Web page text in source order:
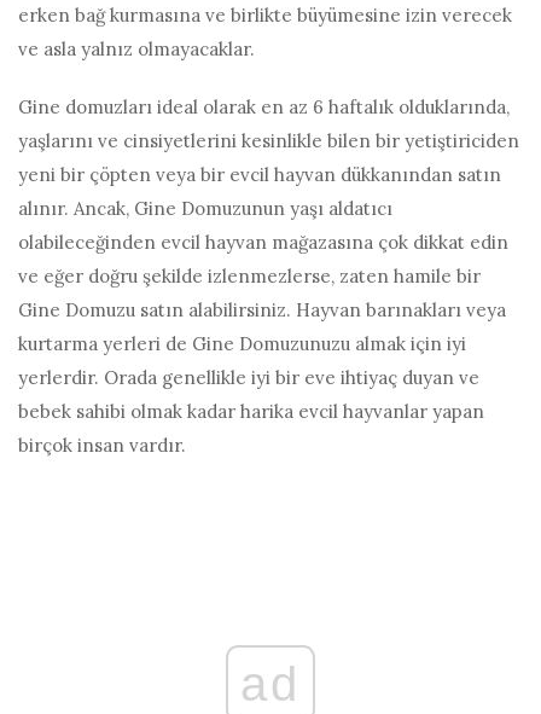
erken bağ kurmasına ve birlikte büyümesine izin verecek
ve asla yalnız olmayacaklar.
Gine domuzları ideal olarak en az 6 haftalık olduklarında,
yaşlarını ve cinsiyetlerini kesinlikle bilen bir yetiştiriciden
yeni bir çöpten veya bir evcil hayvan dükkanından satın
alınır. Ancak, Gine Domuzunun yaşı aldatıcı
olabileceğinden evcil hayvan mağazasına çok dikkat edin
ve eğer doğru şekilde izlenmezlerse, zaten hamile bir
Gine Domuzu satın alabilirsiniz. Hayvan barınakları veya
kurtarma yerleri de Gine Domuzunuzu almak için iyi
yerlerdir. Orada genellikle iyi bir eve ihtiyaç duyan ve
bebek sahibi olmak kadar harika evcil hayvanlar yapan
birçok insan vardır.
ad